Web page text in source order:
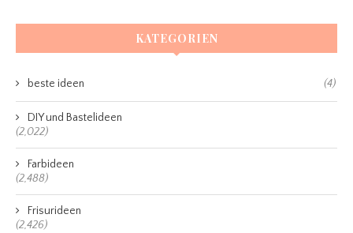
KATEGORIEN
beste ideen (4)
DIY und Bastelideen
(2,022)
Farbideen
(2,488)
Frisurideen
(2,426)